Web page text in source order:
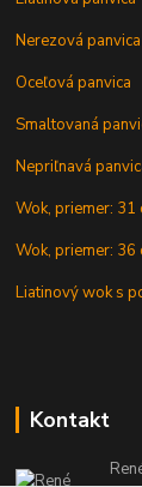
Nerezová panvica
Oceľová panvica
Smaltovaná
Nepriľnavá
Wok, priemer: 31
Wok, priemer: 36
Liatinový wok s
Kontakt